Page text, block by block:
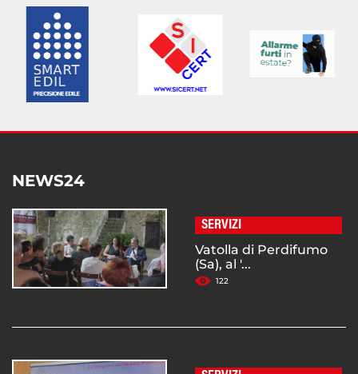
NEWS24
SERVIZI
Vatolla di Perdifumo
(Sa), al '...
122